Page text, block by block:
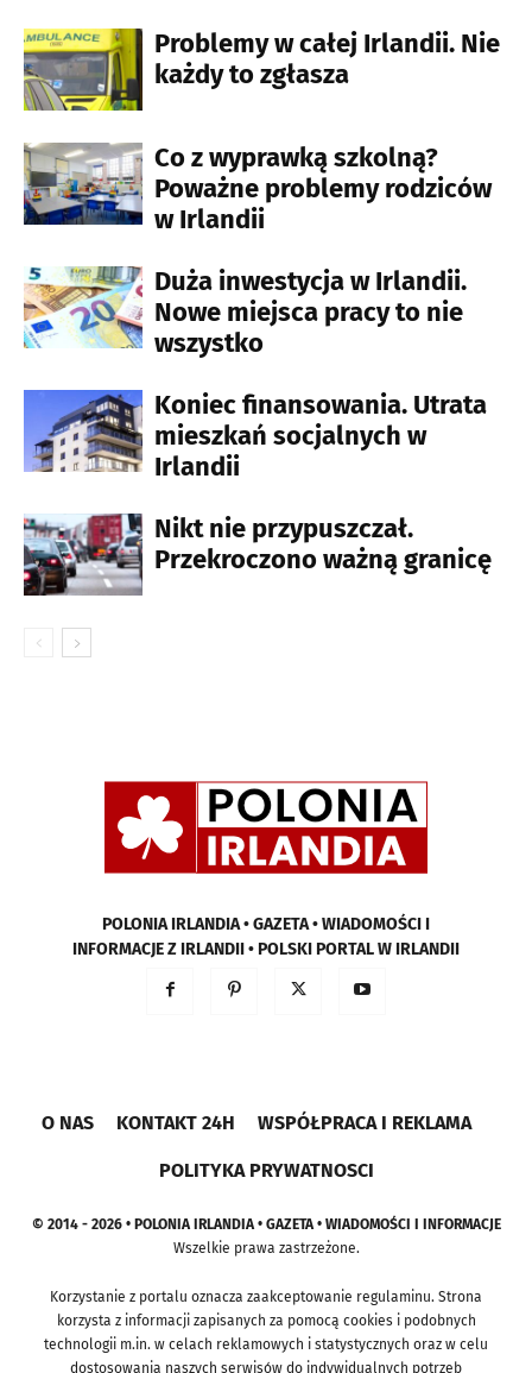
Problemy w całej Irlandii. Nie
każdy to zgłasza
Co z wyprawką szkolną?
Poważne problemy rodziców
w Irlandii
Duża inwestycja w Irlandii.
Nowe miejsca pracy to nie
wszystko
Koniec finansowania. Utrata
mieszkań socjalnych w
Irlandii
Nikt nie przypuszczał.
Przekroczono ważną granicę
POLONIA IRLANDIA • GAZETA • WIADOMOŚCI I
INFORMACJE Z IRLANDII • POLSKI PORTAL W IRLANDII
O NAS KONTAKT 24H WSPÓŁPRACA I REKLAMA
POLITYKA PRYWATNOSCI
© 2014 - 2026 • POLONIA IRLANDIA • GAZETA • WIADOMOŚCI I INFORMACJE
Wszelkie prawa zastrzeżone.
Korzystanie z portalu oznacza zaakceptowanie regulaminu. Strona
korzysta z informacji zapisanych za pomocą cookies i podobnych
technologii m.in. w celach reklamowych i statystycznych oraz w celu
dostosowania naszych serwisów do indywidualnych potrzeb